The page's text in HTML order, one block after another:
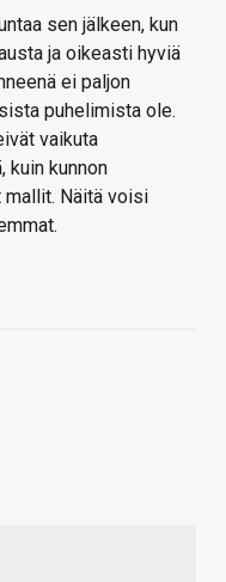
sen jälkeen, kun
ja oikeasti hyviä
ei paljon
puhelimista ole.
vaikuta
kuin kunnon
mallit. Näitä voisi